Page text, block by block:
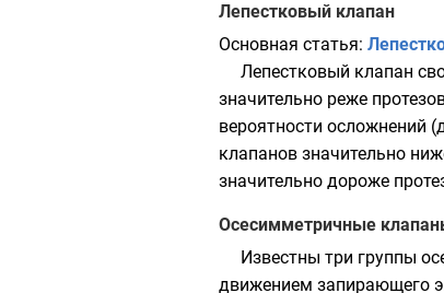
Лепестковый клапан
Основная статья:
Лепестковый клапан
значительно реже
вероятности осложнений
клапанов значительно
значительно дороже
Осесимметричные
Известны три группы
движением запирающего